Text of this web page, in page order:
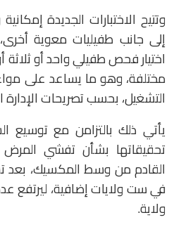
وتتيح الاختبارات الجديدة
إلى جانب طفيليات معوية
اختيار فحص طفيلي واحد أو
مختلفة، وهو ما يساعد على
التشغيل، بحسب تصريحات الإدارة
يأتي ذلك بالتزامن مع توسيع
تحقيقاتها بشأن تفشي المرض
القادم من وسط المكسيك، بعد
ولاية.